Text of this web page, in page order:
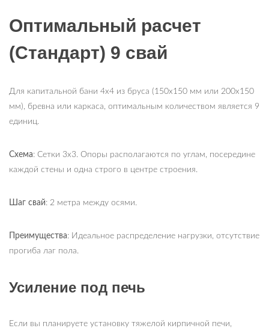
Оптимальный расчет
(Стандарт) 9 свай
Для капитальной бани 4х4 из бруса (150х150 мм или 200х150
мм), бревна или каркаса, оптимальным количеством является 9
единиц.
Схема: Сетки 3х3. Опоры располагаются по углам, посередине
каждой стены и одна строго в центре строения.
Шаг свай: 2 метра между осями.
Преимущества: Идеальное распределение нагрузки, отсутствие
прогиба лаг пола.
Усиление под печь
Если вы планируете установку тяжелой кирпичной печи,